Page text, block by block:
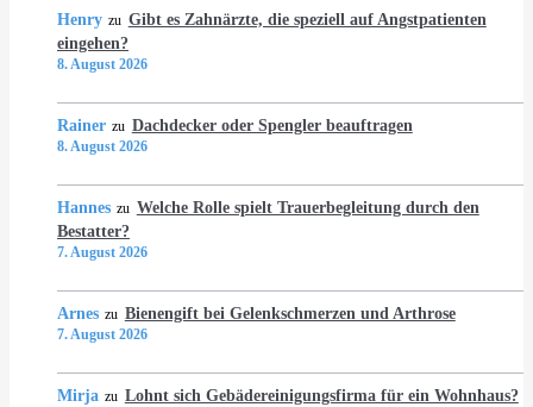
Henry zu Gibt es Zahnärzte, die speziell auf Angstpatienten
eingehen?
8. August 2026
Rainer zu Dachdecker oder Spengler beauftragen
8. August 2026
Hannes zu Welche Rolle spielt Trauerbegleitung durch den
Bestatter?
7. August 2026
Arnes zu Bienengift bei Gelenkschmerzen und Arthrose
7. August 2026
Mirja zu Lohnt sich Gebädereinigungsfirma für ein Wohnhaus?